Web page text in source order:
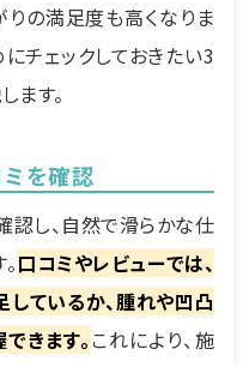
りの満足度も高くなりま
チェックしておきたい3
ます。
を確認
認し、自然で滑らかな仕
口コミやレビューでは、
ているか、腫れや凹凸
きます。 これにより、施